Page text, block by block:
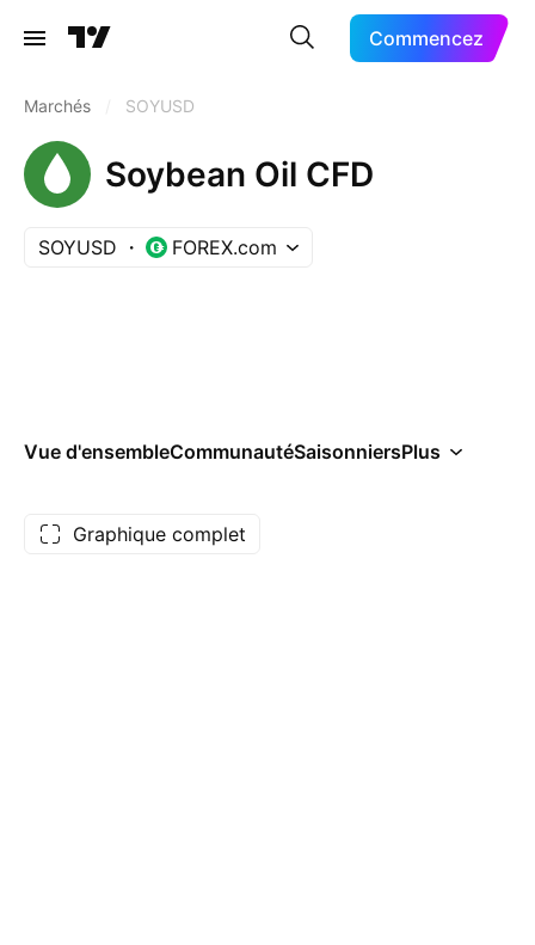
Commencez
Marchés SOYUSD
Soybean Oil CFD
SOYUSD FOREX.com
Vue d'ensembleCommunautéSaisonniersPlus
Graphique complet